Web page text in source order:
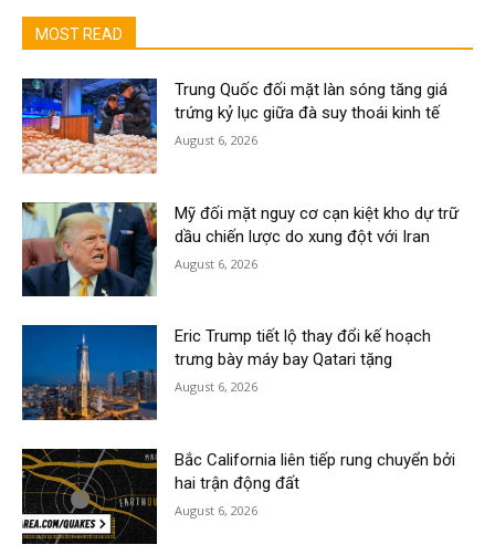
MOST READ
Trung Quốc đối mặt làn sóng tăng giá
trứng kỷ lục giữa đà suy thoái kinh tế
August 6, 2026
Mỹ đối mặt nguy cơ cạn kiệt kho dự trữ
dầu chiến lược do xung đột với Iran
August 6, 2026
Eric Trump tiết lộ thay đổi kế hoạch
trưng bày máy bay Qatari tặng
August 6, 2026
Bắc California liên tiếp rung chuyển bởi
hai trận động đất
August 6, 2026